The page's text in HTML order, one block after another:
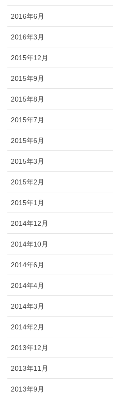
2016年6月
2016年3月
2015年12月
2015年9月
2015年8月
2015年7月
2015年6月
2015年3月
2015年2月
2015年1月
2014年12月
2014年10月
2014年6月
2014年4月
2014年3月
2014年2月
2013年12月
2013年11月
2013年9月